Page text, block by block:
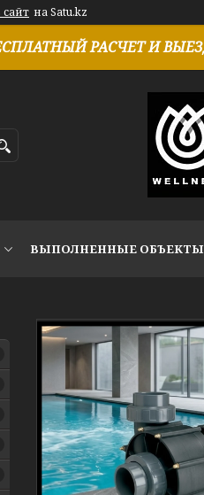
сайт на Satu.kz
РАСЧЕТ И
ВЫПОЛНЕННЫЕ ОБЪЕКТЫ